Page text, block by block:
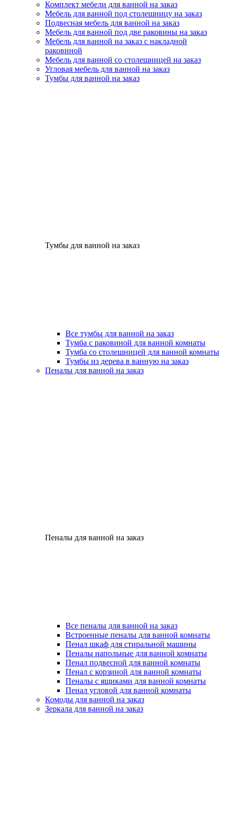
Комплект мебели для ванной на заказ
Мебель для ванной под столешницу на заказ
Подвесная мебель для ванной на заказ
Мебель для ванной под две раковины на заказ
Мебель для ванной на заказ с накладной
раковиной
Мебель для ванной со столешницей на заказ
Угловая мебель для ванной на заказ
Тумбы для ванной на заказ
Тумбы для ванной на заказ
Все тумбы для ванной на заказ
Тумба с раковиной для ванной комнаты
Тумба со столешницей для ванной комнаты
Тумбы из дерева в ванную на заказ
Пеналы для ванной на заказ
Пеналы для ванной на заказ
Все пеналы для ванной на заказ
Встроенные пеналы для ванной комнаты
Пенал шкаф для стиральной машины
Пеналы напольные для ванной комнаты
Пенал подвесной для ванной комнаты
Пенал с корзиной для ванной комнаты
Пеналы с ящиками для ванной комнаты
Пенал угловой для ванной комнаты
Комоды для ванной на заказ
Зеркала для ванной на заказ